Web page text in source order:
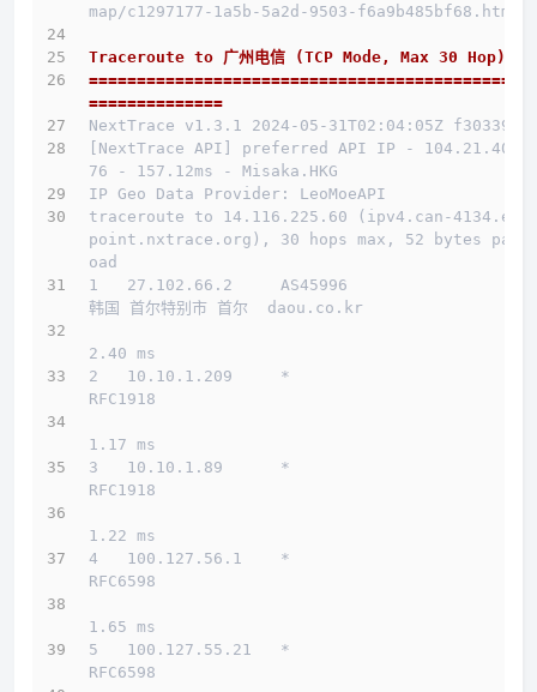
map/c1297177-1a5b-5a2d-9503-f6a9b485bf68.html
Traceroute to 广州电信 (TCP Mode, Max 30 Hop)
==============================================
==============
NextTrace v1.3.1 2024-05-31T02:04:05Z f303397
[NextTrace API] preferred API IP - 104.21.40.1
76 - 157.12ms - Misaka.HKG
IP Geo Data Provider: LeoMoeAPI
traceroute to 14.116.225.60 (ipv4.can-4134.end
point.nxtrace.org), 30 hops max, 52 bytes payl
oad
1   27.102.66.2     AS45996
韩国 首尔特别市 首尔  daou.co.kr
2.40 ms
2   10.10.1.209     *
RFC1918
1.17 ms
3   10.10.1.89      *
RFC1918
1.22 ms
4   100.127.56.1    *
RFC6598
1.65 ms
5   100.127.55.21   *
RFC6598